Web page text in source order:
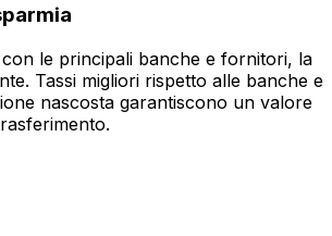
le principali banche e fornitori, la
Tassi migliori rispetto alle banche e
nascosta garantiscono un valore